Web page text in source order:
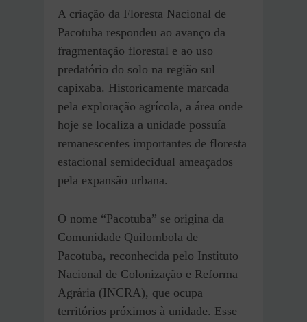
A criação da Floresta Nacional de
Pacotuba respondeu ao avanço da
fragmentação florestal e ao uso
predatório do solo na região sul
capixaba. Historicamente marcada
pela exploração agrícola, a área onde
hoje se localiza a unidade possuía
remanescentes importantes de floresta
estacional semidecidual ameaçados
pela expansão urbana.
O nome “Pacotuba” se origina da
Comunidade Quilombola de
Pacotuba, reconhecida pelo Instituto
Nacional de Colonização e Reforma
Agrária (INCRA), que ocupa
territórios próximos à unidade. Esse